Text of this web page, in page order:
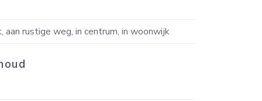
aan rustige weg, in centrum, in woonwijk